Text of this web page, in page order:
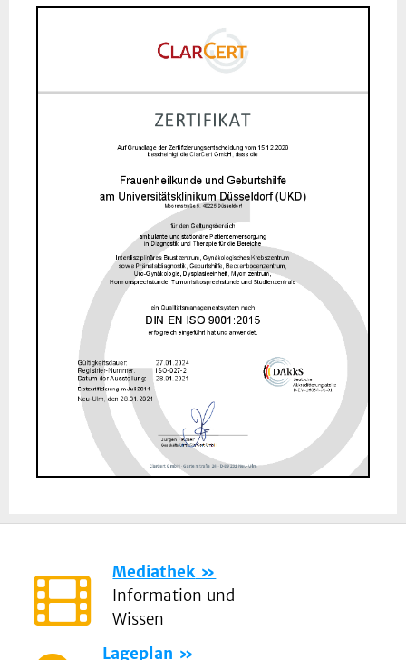
Mediathek
Information und
Wissen
Lageplan